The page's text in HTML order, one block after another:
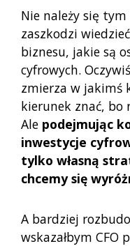
Nie należy się
zaszkodzi
biznesu, jakie są
cyfrowych.
zmierza w jakimś
kierunek znać, bo
Ale podejmując
inwestycje
tylko własną
chcemy się
A bardziej
wskazałbym CFO